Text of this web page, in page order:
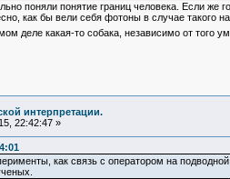
поняли понятие границ человека. Если же
как бы вели себя фотоны в случае
деле какая-то собака, независимо от того
интерпретации.
22:42:47 »
как связь с оператором на